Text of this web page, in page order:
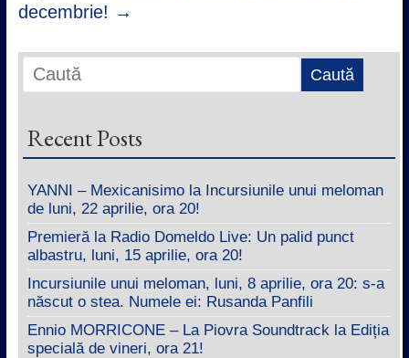
decembrie! →
Recent Posts
YANNI – Mexicanisimo la Incursiunile unui meloman
de luni, 22 aprilie, ora 20!
Premieră la Radio Domeldo Live: Un palid punct
albastru, luni, 15 aprilie, ora 20!
Incursiunile unui meloman, luni, 8 aprilie, ora 20: s-a
născut o stea. Numele ei: Rusanda Panfili
Ennio MORRICONE – La Piovra Soundtrack la Ediția
specială de vineri, ora 21!